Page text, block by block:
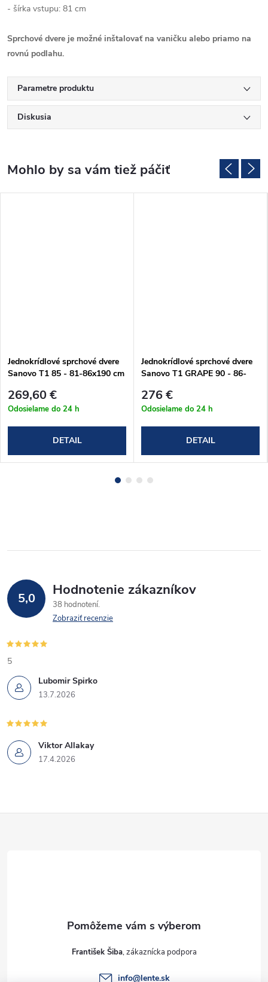
- šírka vstupu: 81 cm
Sprchové dvere je možné inštalovať na vaničku alebo priamo na
rovnú podlahu.
Parametre produktu
Diskusia
Jednokrídlové sprchové dvere
Sanovo T1 85 - 81-86x190 cm
269,60 €
Odosielame do 24 h
DETAIL
Jednokrídlové sprchové dvere
Sanovo T1 GRAPE 90 - 86-
276 €
Odosielame do 24 h
DETAIL
5,0 Hodnotenie zákazníkov
38 hodnotení
Zobraziť recenzie
Lubomir Spirko
13.7.2026
5
Viktor Allakay
17.4.2026
František Šiba
info@lente.sk